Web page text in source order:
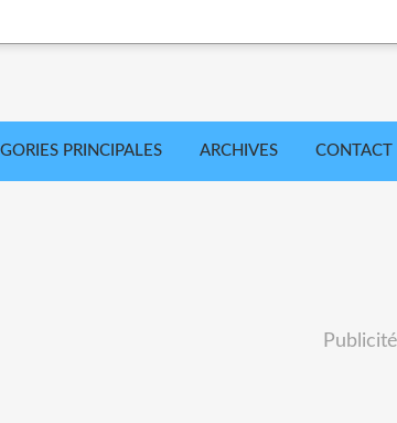
PRINCIPALES ARCHIVES CONTACT
Publicité